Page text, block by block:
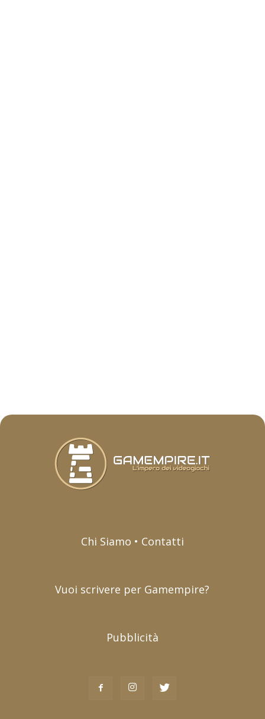
Chi Siamo • Contatti
Vuoi scrivere per Gamempire?
Pubblicità